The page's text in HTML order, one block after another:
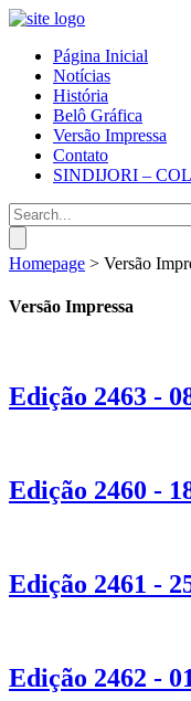
Página Inicial
Notícias
História
Belô Gráfica
Versão Impressa
Contato
SINDIJORI –
Homepage > Versão
Versão Impressa
Edição 2463 -
Edição 2460 -
Edição 2461 -
Edição 2462 -